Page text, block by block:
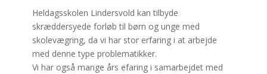
Heldagsskolen Lindersvold kan tilbyde
skræddersyede forløb til børn og unge med
skolevægring, da vi har stor erfaring i at arbejde
med denne type problematikker.
Vi har også mange års efaring i samarbejdet med